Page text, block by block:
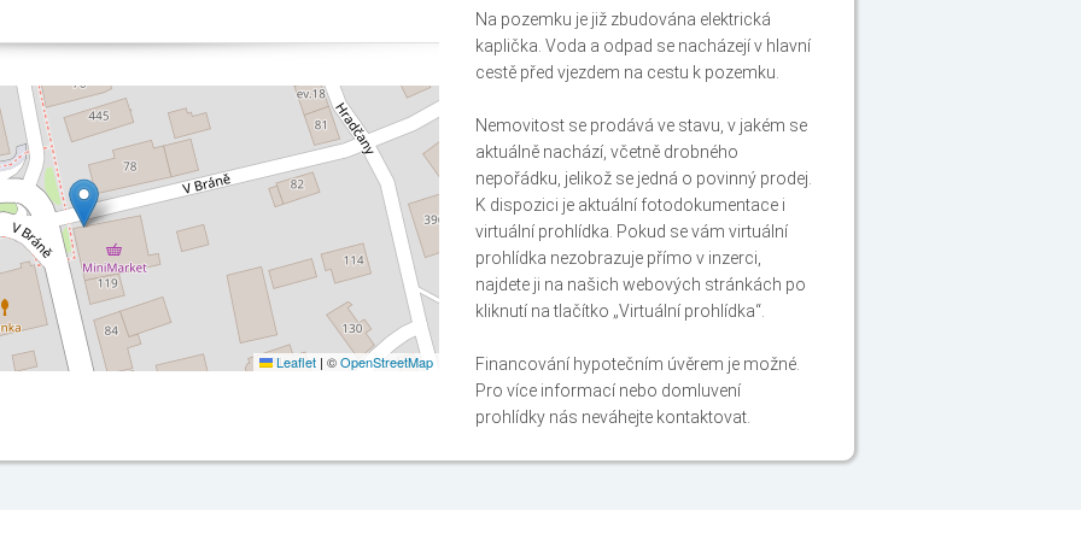
Leaflet | ©OpenStreetMap
Na pozemku je již zbudována elektrická
kaplička. Voda a odpad se nacházejí v hlavní
cestě před vjezdem na cestu k pozemku.
Nemovitost se prodává ve stavu, v jakém se
aktuálně nachází, včetně drobného
nepořádku, jelikož se jedná o povinný prodej.
K dispozici je aktuální fotodokumentace i
virtuální prohlídka. Pokud se vám virtuální
prohlídka nezobrazuje přímo v inzerci,
najdete ji na našich webových stránkách po
kliknutí na tlačítko „Virtuální prohlídka“.
Financování hypotečním úvěrem je možné.
Pro více informací nebo domluvení
prohlídky nás neváhejte kontaktovat.